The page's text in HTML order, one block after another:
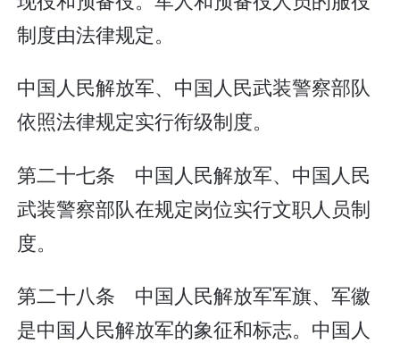
制度由法律规定。
中国人民解放军、中国人民武装警察部队
依照法律规定实行衔级制度。
第二十七条 中国人民解放军、中国人民
武装警察部队在规定岗位实行文职人员制
度。
第二十八条 中国人民解放军军旗、军徽
是中国人民解放军的象征和标志。中国人